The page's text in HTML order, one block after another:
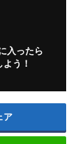
入ったら
う！
ア